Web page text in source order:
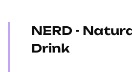
NERD -
Drink